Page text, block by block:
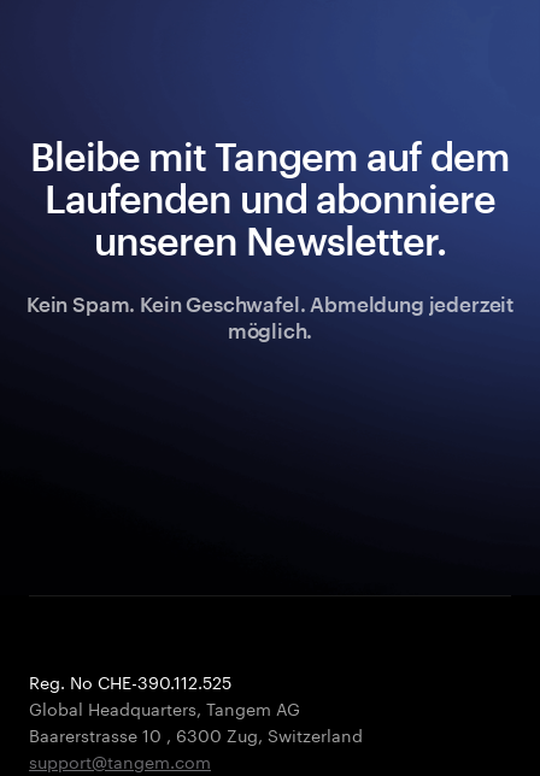
Bleibe mit Tangem auf dem
Laufenden und abonniere
unseren Newsletter.
Kein Spam. Kein Geschwafel. Abmeldung jederzeit
möglich.
Reg. No CHE-390.112.525
Global Headquarters, Tangem AG
Baarerstrasse 10 , 6300 Zug, Switzerland
support@tangem.com